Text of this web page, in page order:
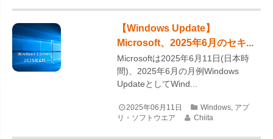
【Windows Update】
Microsoft、2025年6月のセキ...
Microsoftは2025年6月11日(日本時
間)、2025年6月の月例Windows
UpdateとしてWind...
2025年06月11日 Windows, アプ
リ・ソフトウエア
Chiita